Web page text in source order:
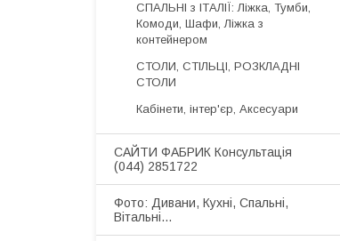
СПАЛЬНІ з ІТАЛІЇ: Ліжка, Тумби,
Комоди, Шафи, Ліжка з
контейнером
СТОЛИ, СТІЛЬЦІ, РОЗКЛАДНІ
СТОЛИ
Кабінети, інтер'єр, Аксесуари
САЙТИ ФАБРИК Консультація
(044) 2851722
Фото: Дивани, Кухні, Спальні,
Вітальні...